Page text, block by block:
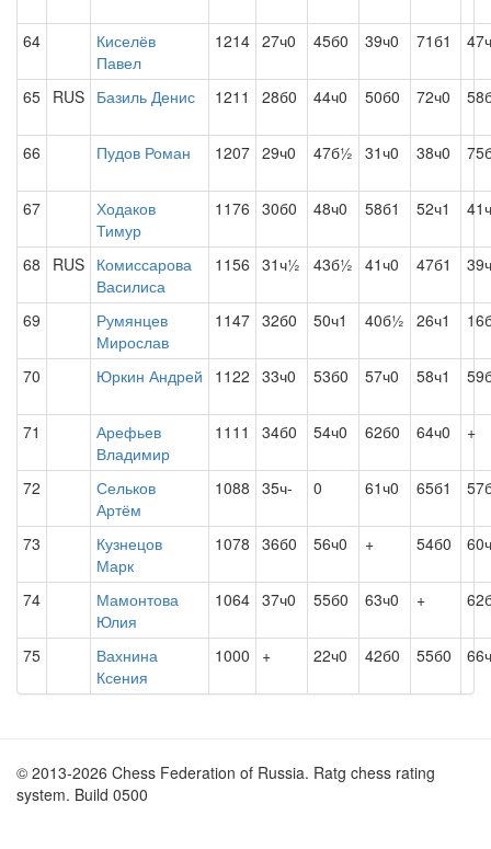
64
Киселёв
Павел
1214 27ч0 45б0 39ч0 71б1
65 RUS Базиль Денис 1211 28б0 44ч0 50б0 72ч0
66 Пудов Роман 1207 29ч0 47б½ 31ч0 38ч0
67
Ходаков
Тимур
1176 30б0 48ч0 58б1 52ч1
68 RUS Комиссарова
Василиса
1156 31ч½ 43б½ 41ч0 47б1
69
Румянцев
Мирослав
1147 32б0 50ч1 40б½ 26ч1
70 Юркин Андрей 1122 33ч0 53б0 57ч0 58ч1
71
Арефьев
Владимир
1111 34б0 54ч0 62б0 64ч0 +
72
Сельков
Артём
1088 35ч- 0 61ч0 65б1
73
Кузнецов
Марк
1078 36б0 56ч0 + 54б0
74
Мамонтова
Юлия
1064 37ч0 55б0 63ч0 +
75
Вахнина
Ксения
1000 + 22ч0 42б0 55б0
© 2013-2026 Chess Federation of Russia. Ratg chess rating
system. Build 0500